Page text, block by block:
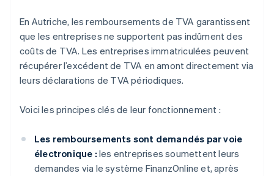
En Autriche, les remboursements de TVA garantissent
que les entreprises ne supportent pas indûment des
coûts de TVA. Les entreprises immatriculées peuvent
récupérer l’excédent de TVA en amont directement via
leurs déclarations de TVA périodiques.
Voici les principes clés de leur fonctionnement :
Les remboursements sont demandés par voie
électronique : les entreprises soumettent leurs
demandes via le système FinanzOnline et, après